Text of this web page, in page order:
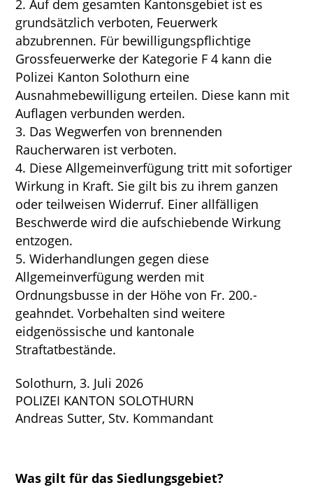
Auf dem gesamten Kantonsgebiet ist es
grundsätzlich verboten, Feuerwerk
abzubrennen. Für bewilligungspflichtige
Grossfeuerwerke der Kategorie F 4 kann die
Polizei Kanton Solothurn eine
Ausnahmebewilligung erteilen. Diese kann mit
Auflagen verbunden werden.
Das Wegwerfen von brennenden
Raucherwaren ist verboten.
Diese Allgemeinverfügung tritt mit sofortiger
Wirkung in Kraft. Sie gilt bis zu ihrem ganzen
oder teilweisen Widerruf. Einer allfälligen
Beschwerde wird die aufschiebende Wirkung
entzogen.
Widerhandlungen gegen diese
Allgemeinverfügung werden mit
Ordnungsbusse in der Höhe von Fr. 200.-
geahndet. Vorbehalten sind weitere
eidgenössische und kantonale
Straftatbestände.
Solothurn, 3. Juli 2026
POLIZEI KANTON SOLOTHURN
Andreas Sutter, Stv. Kommandant
Was gilt für das Siedlungsgebiet?